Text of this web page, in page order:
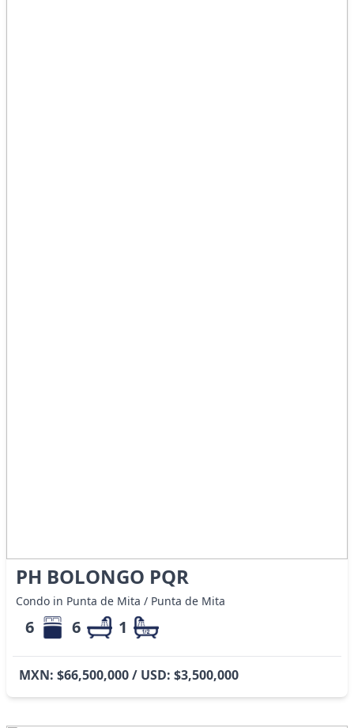
PH BOLONGO PQR
Condo in Punta de Mita / Punta de Mita
6 6 1
MXN: $66,500,000 / USD: $3,500,000